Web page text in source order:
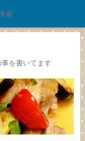
を書いてます